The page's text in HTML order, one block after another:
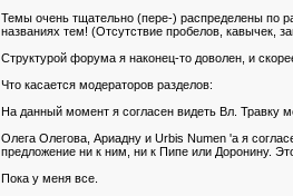
Темы очень тщательно (пере-) распределены по
названиях тем! (Отсутствие пробелов, кавычек,
Структурой форума я наконец-то доволен, и
Что касается модераторов разделов:
На данный момент я согласен видеть Вл. Травку
Олега Олегова, Ариадну и Urbis Numen 'а я
предложение ни к ним, ни к Пипе или Доронину.
Пока у меня все.